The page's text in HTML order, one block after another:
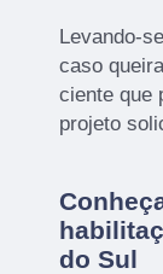
Levando-
caso
ciente que
projeto
do Sul